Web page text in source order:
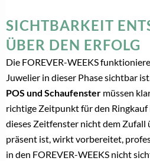
SICHTBARKEIT
ÜBER DEN ERFOLG
Die FOREVER-WEEKS
Juwelier in dieser Phase sichtbar ist.
POS und Schaufenster müssen
richtige Zeitpunkt für den Ringkauf
dieses Zeitfenster nicht dem Zufall
präsent ist, wirkt vorbereitet,
in den FOREVER-WEEKS nicht